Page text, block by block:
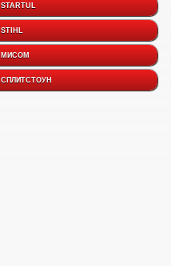
STARTUL
STIHL
МИСОМ
СПЛИТСТОУН